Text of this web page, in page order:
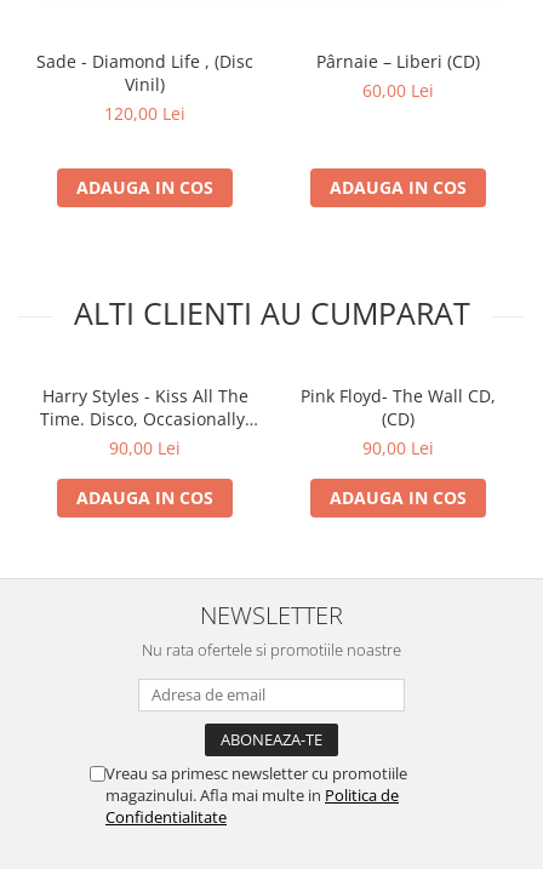
Sade - Diamond Life , (Disc
Vinil)
120,00 Lei
ADAUGA IN COS
Pârnaie – Liberi (CD)
60,00 Lei
ADAUGA IN COS
ALTI CLIENTI AU CUMPARAT
Harry Styles - Kiss All The
Time. Disco, Occasionally.
(CD)
90,00 Lei
ADAUGA IN COS
Pink Floyd- The Wall CD,
(CD)
90,00 Lei
ADAUGA IN COS
NEWSLETTER
Nu rata ofertele si promotiile noastre
Vreau sa primesc newsletter cu promotiile
magazinului. Afla mai multe in Politica de
Confidentialitate